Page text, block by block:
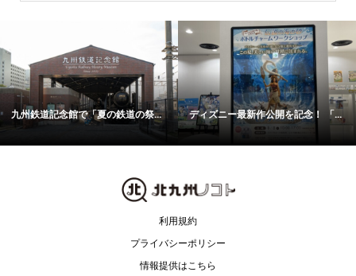
九州鉄道記念館で「夏の鉄道の祭... ディズニー最新作公開を記念！ 「...
利用規約
プライバシーポリシー
情報提供はこちら